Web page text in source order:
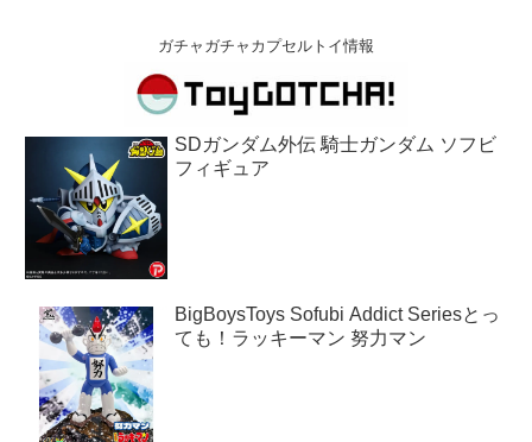
ガチャガチャカプセルトイ情報
SDガンダム外伝 騎士ガンダム ソフビ
フィギュア
BigBoysToys Sofubi Addict Seriesとっ
ても！ラッキーマン 努力マン